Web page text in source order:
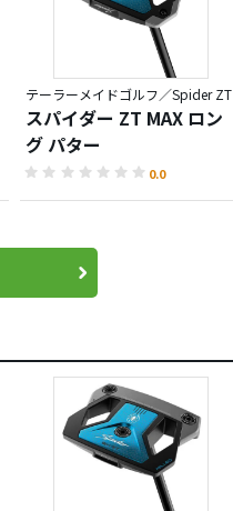
テーラーメイドゴルフ／Spider ZT
スパイダー ZT MAX ロン
グ パター
0.0